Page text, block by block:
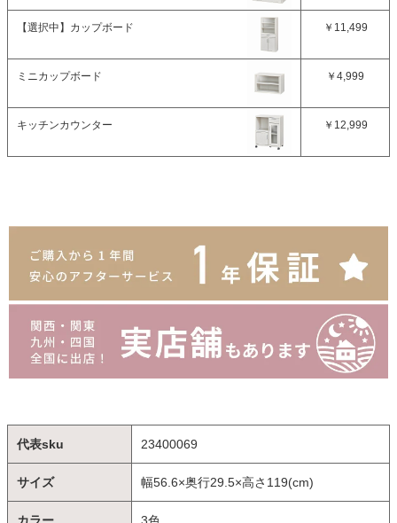
【選択中】 カップボード ￥11,499
ミニカップボード ￥4,999
キッチンカウンター ￥12,999
代表sku 23400069
サイズ 幅56.6×奥行29.5×高さ119(cm)